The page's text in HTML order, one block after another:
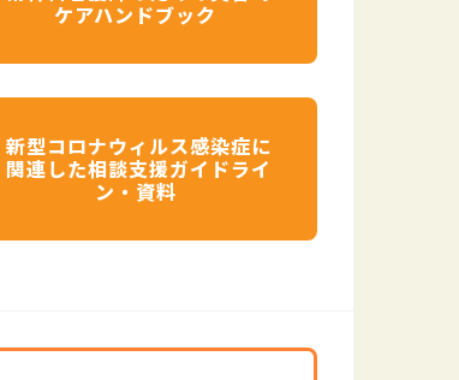
ケアハンドブック
新型コロナウィルス感染症に
関連した相談支援ガイドライ
ン・資料